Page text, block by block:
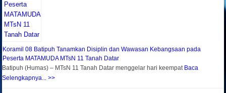
Koramil 08 Batipuh Tanamkan Disiplin dan Wawasan Kebangsaan pada
Peserta MATAMUDA MTsN 11 Tanah Datar
Batipuh (Humas) – MTsN 11 Tanah Datar menggelar hari keempat Baca
Selengkapnya... >>